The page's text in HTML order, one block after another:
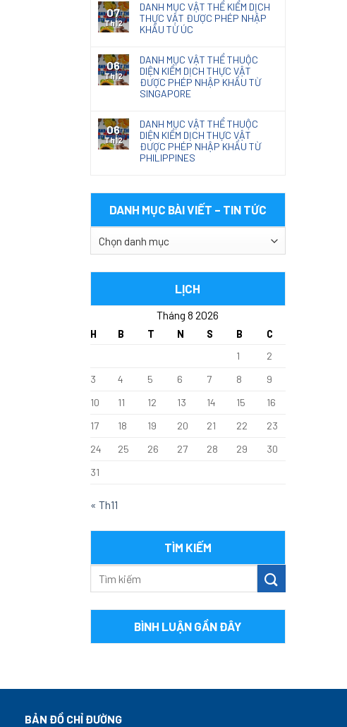
07
Th12
DANH MỤC VẬT THỂ KIỂM DỊCH
THỰC VẬT ĐƯỢC PHÉP NHẬP
KHẨU TỪ ÚC
06
Th12
DANH MỤC VẬT THỂ THUỘC
DIỆN KIỂM DỊCH THỰC VẬT
ĐƯỢC PHÉP NHẬP KHẨU TỪ
SINGAPORE
06
Th12
DANH MỤC VẬT THỂ THUỘC
DIỆN KIỂM DỊCH THỰC VẬT
ĐƯỢC PHÉP NHẬP KHẨU TỪ
PHILIPPINES
DANH MỤC BÀI VIẾT – TIN TỨC
TỨC
LỊCH
Tháng 8 2026
H B T N S B
C
1
2
3
4 5 6 7 8
9
10
11 12 13 14 15
16
17
18 19 20 21 22
23
24
25 26 27 28 29
30
31
« Th11
TÌM KIẾM
BÌNH LUẬN GẦN ĐÂY
BẢN ĐỒ CHỈ ĐƯỜNG